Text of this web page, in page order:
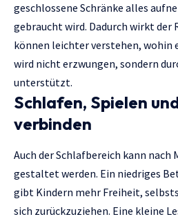
geschlossene Schränke alles
gebraucht wird. Dadurch wirkt der
können leichter verstehen, wohin
wird nicht erzwungen, sondern
unterstützt.
Schlafen, Spielen
verbinden
Auch der Schlafbereich kann nach
gestaltet werden. Ein niedriges
gibt Kindern mehr Freiheit,
sich zurückzuziehen. Eine kleine